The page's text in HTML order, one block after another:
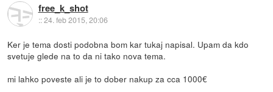
free_k_shot
::24. feb 2015, 20:06
Ker je tema dosti podobna bom kar tukaj napisal. Upam da kdo
svetuje glede na to da ni tako nova tema.
mi lahko poveste ali je to dober nakup za cca 1000€